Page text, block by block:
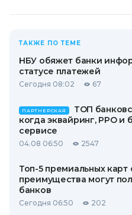
ТАКЖЕ ПО ТЕМЕ
НБУ обяжет банки
статусе платежей
Сегодня 08:02 67
ПАРТНЕРСКАЯ
ТОП
когда эквайринг, РРО и
сервисе
04.08 06:50 2547
Топ-5 премиальных
преимущества могут
банков
Сегодня 06:50 202